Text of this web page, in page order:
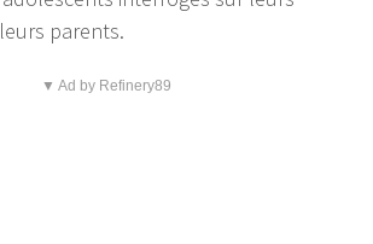
parents.
▼ Ad by Refinery89